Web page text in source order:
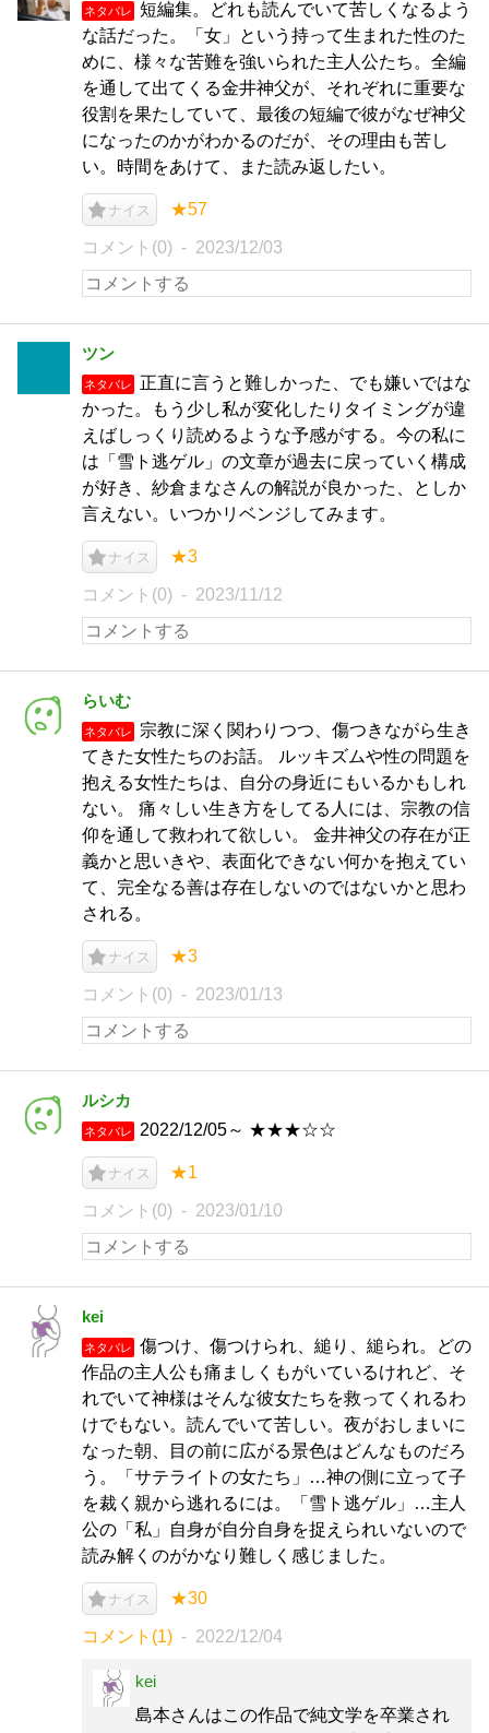
ネタバレ
短編集。どれも読んでいて苦しくなるよう
な話だった。「女」という持って生まれた性のた
めに、様々な苦難を強いられた主人公たち。全編
を通して出てくる金井神父が、それぞれに重要な
役割を果たしていて、最後の短編で彼がなぜ神父
になったのかがわかるのだが、その理由も苦し
い。時間をあけて、また読み返したい。
ナイス ★57
コメント(0) 2023/12/03
ツン
ネタバレ
正直に言うと難しかった、でも嫌いではな
かった。もう少し私が変化したりタイミングが違
えばしっくり読めるような予感がする。今の私に
は「雪ト逃ゲル」の文章が過去に戻っていく構成
が好き、紗倉まなさんの解説が良かった、としか
言えない。いつかリベンジしてみます。
ナイス ★3
コメント(0) 2023/11/12
らいむ
ネタバレ
宗教に深く関わりつつ、傷つきながら生き
てきた女性たちのお話。 ルッキズムや性の問題を
抱える女性たちは、自分の身近にもいるかもしれ
ない。 痛々しい生き方をしてる人には、宗教の信
仰を通して救われて欲しい。 金井神父の存在が正
義かと思いきや、表面化できない何かを抱えてい
て、完全なる善は存在しないのではないかと思わ
される。
ナイス ★3
コメント(0) 2023/01/13
ルシカ
ネタバレ 2022/12/05～ ★★★☆☆
ナイス ★1
コメント(0) 2023/01/10
kei
ネタバレ
傷つけ、傷つけられ、縋り、縋られ。どの
作品の主人公も痛ましくもがいているけれど、そ
れでいて神様はそんな彼女たちを救ってくれるわ
けでもない。読んでいて苦しい。夜がおしまいに
なった朝、目の前に広がる景色はどんなものだろ
う。「サテライトの女たち」…神の側に立って子
を裁く親から逃れるには。「雪ト逃ゲル」…主人
公の「私」自身が自分自身を捉えられいないので
読み解くのがかなり難しく感じました。
ナイス ★30
コメント(1) 2022/12/04
kei
島本さんはこの作品で純文学を卒業され